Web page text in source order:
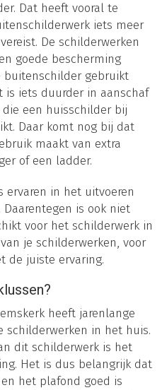
Dat heeft vooral te
iets meer
De schilderwerken
goede bescherming
buitenschilder gebruikt
is iets duurder in aanschaf
een huisschilder bij
Daar komt nog bij dat
maakt van extra
of een ladder.
ervaren in het uitvoeren
is ook niet
voor het schilderwerk in
je schilderwerken, voor
de juiste ervaring.
heeft jarenlange
schilderwerken in het huis.
dit schilderwerk is het
Het is dus belangrijk dat
het plafond goed is